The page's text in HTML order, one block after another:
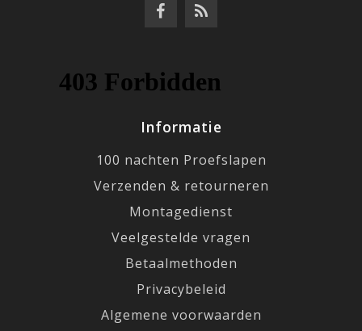
Informatie
100 nachten Proefslapen
Verzenden & retourneren
Montagedienst
Veelgestelde vragen
Betaalmethoden
Privacybeleid
Algemene voorwaarden